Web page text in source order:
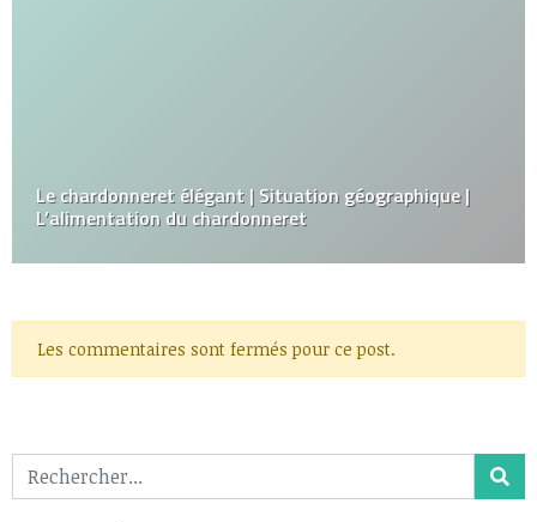
Le chardonneret élégant | Situation géographique |
L’alimentation du chardonneret
Les commentaires sont fermés pour ce post.